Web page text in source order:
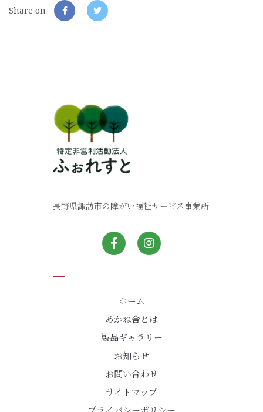
Share on
長野県諏訪市の障がい福祉サービス事業所
ホーム
あかね舎とは
製品ギャラリー
お知らせ
お問い合わせ
サイトマップ